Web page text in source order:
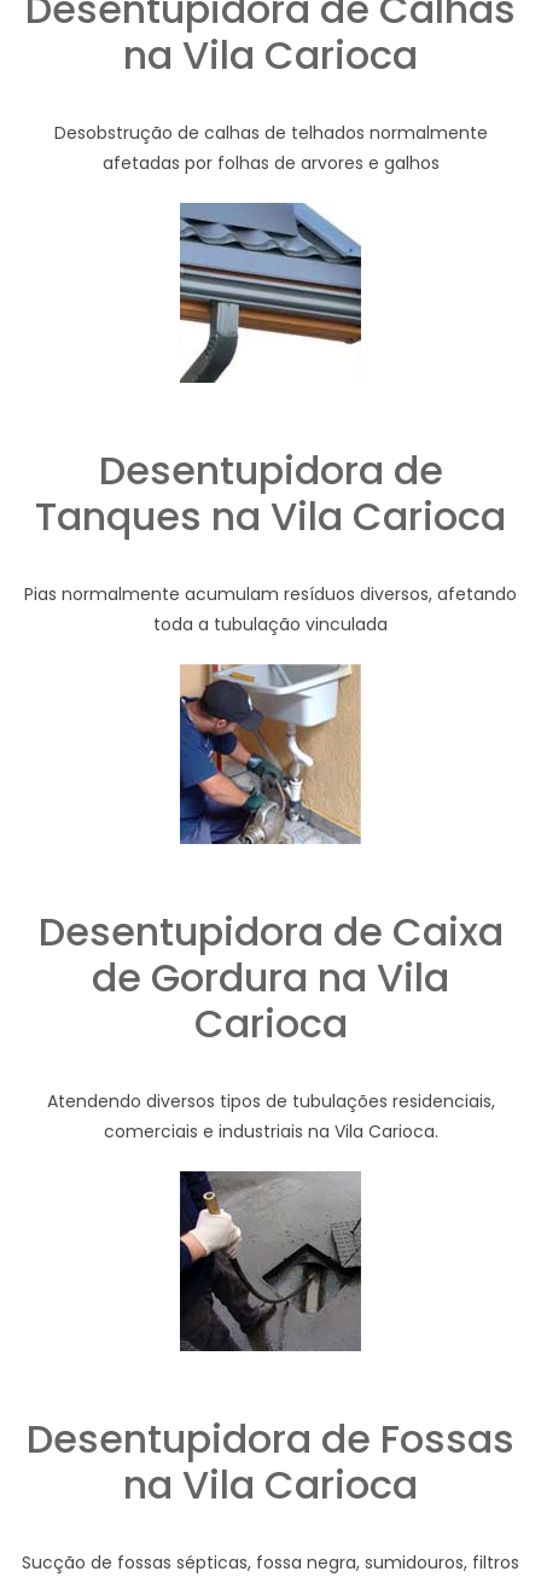
na Vila Carioca
Desobstrução de calhas de telhados normalmente
afetadas por folhas de arvores e galhos
Desentupidora de
Tanques na Vila Carioca
Pias normalmente acumulam resíduos diversos, afetando
toda a tubulação vinculada
Desentupidora de Caixa
de Gordura na Vila
Carioca
Atendendo diversos tipos de tubulações residenciais,
comerciais e industriais na Vila Carioca.
Desentupidora de Fossas
na Vila Carioca
Sucção de fossas sépticas, fossa negra, sumidouros, filtros